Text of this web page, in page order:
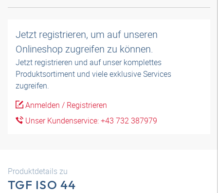
Jetzt registrieren, um auf unseren
Onlineshop zugreifen zu können.
Jetzt registrieren und auf unser komplettes
Produktsortiment und viele exklusive Services
zugreifen.
Anmelden / Registrieren
Unser Kundenservice: +43 732 387979
Produktdetails zu
TGF ISO 44